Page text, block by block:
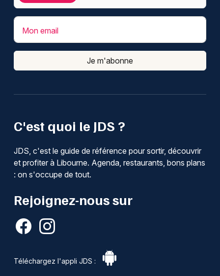
C'est quoi le JDS ?
JDS, c'est le guide de référence pour sortir, découvrir
et profiter à Libourne. Agenda, restaurants, bons plans
: on s'occupe de tout.
Rejoignez-nous sur
Téléchargez l'appli JDS :
Mon email
Je m'abonne